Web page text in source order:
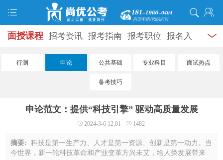
面授课程 招考资讯 报考指南 报考职位 报名入
打准考证 成绩查询 面试公告 录用公示 辅导
考试题库 模拟试题
行测 申论 公共基础 专业科目 面试热点
备考技巧
申论范文：提供“科技引擎” 驱动高质量发展
2024-3-6 12:01 1482
摘要:科技是第一生产力、人才是第一资源、创新是第一动力。当
今世界，新一轮科技革命和产业变革方兴未艾，给人类发展带来